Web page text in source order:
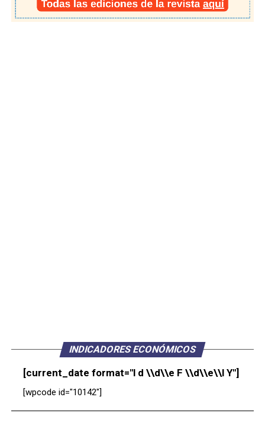
INDICADORES ECONÓMICOS
[current_date format="l d \\d\\e F \\d\\e\\l Y"]
[wpcode id="10142"]